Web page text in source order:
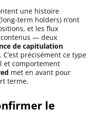
une histoire
long-term holders) n’ont
et les flux
— deux
de capitulation
précisément ce type
et comportement
met en avant pour
terme.
le